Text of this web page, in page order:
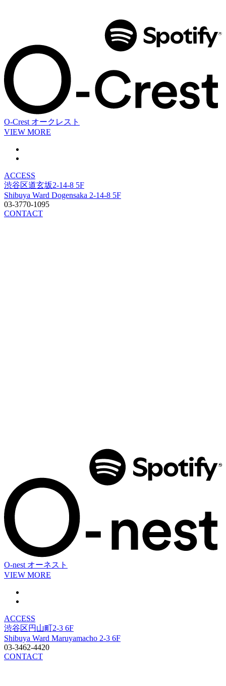
O-Crest オークレスト
VIEW MORE
ACCESS
渋谷区道玄坂2-14-8 5F
Shibuya Ward Dogensaka 2-14-8 5F
03-3770-1095
CONTACT
O-nest オーネスト
VIEW MORE
ACCESS
渋谷区円山町2-3 6F
Shibuya Ward Maruyamacho 2-3 6F
03-3462-4420
CONTACT